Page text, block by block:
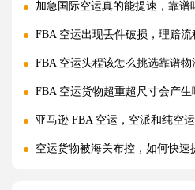
加急国际空运真的能提速，靠谱
FBA 空运出现丢件破损，理赔流
FBA 空运头程该怎么挑选靠谱物
FBA 空运货物超重超尺寸会产
亚马逊 FBA 空运，空派和纯空
空运货物被海关布控，如何快速